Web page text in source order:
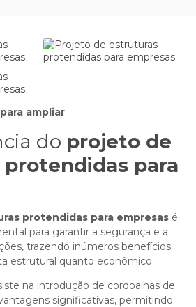
ampliar
do projeto de
para
protendidas para empresas é
para garantir a segurança e a
trazendo inúmeros benefícios
estrutural quanto econômico.
na introdução de cordoalhas de
significativas, permitindo